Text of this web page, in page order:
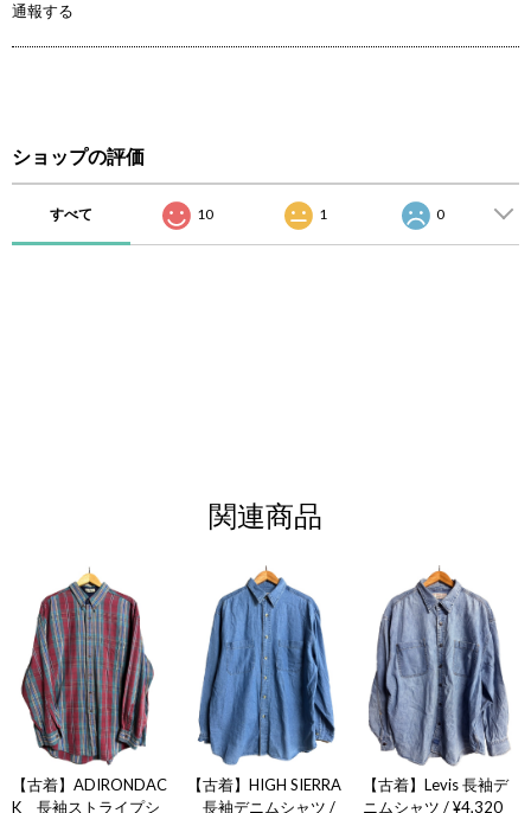
通報する
ショップの評価
すべて 10 1 0
関連商品
【古着】ADIRONDAC
K 長袖ストライプシ
【古着】HIGH SIERRA
長袖デニムシャツ /
【古着】Levis 長袖デ
ニムシャツ / ¥4,320